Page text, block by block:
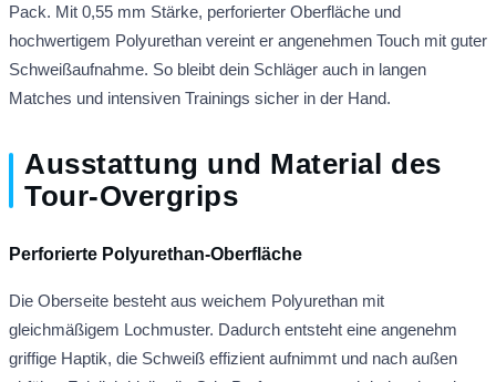
Pack. Mit 0,55 mm Stärke, perforierter Oberfläche und
hochwertigem Polyurethan vereint er angenehmen Touch mit guter
Schweißaufnahme. So bleibt dein Schläger auch in langen
Matches und intensiven Trainings sicher in der Hand.
Ausstattung und Material des
Tour-Overgrips
Perforierte Polyurethan-Oberfläche
Die Oberseite besteht aus weichem Polyurethan mit
gleichmäßigem Lochmuster. Dadurch entsteht eine angenehm
griffige Haptik, die Schweiß effizient aufnimmt und nach außen